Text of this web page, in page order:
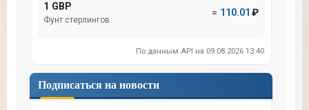
1 GBP
Фунт стерлингов
= 110.01 ₽
По данным API на 09.08.2026 13:40
Подписаться на новости